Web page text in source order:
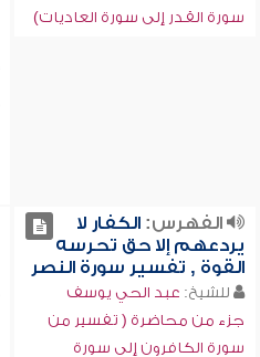
سورة القدر إلى سورة العاديات)
الفهرس:الكفار لا
يردعهم إلا حق تحرسه
القوة , تفسير سورة النصر
للشيخ: عبد الحي يوسف
جزء من محاضرة ( تفسير من
سورة الكافرون إلى سورة